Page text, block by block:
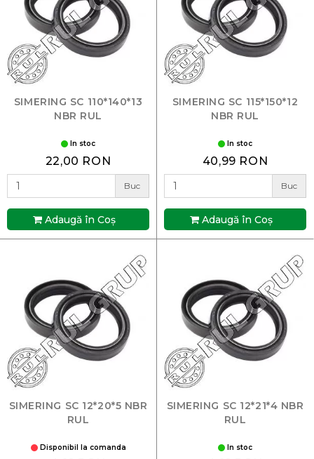
SIMERING SC 110*140*13
NBR RUL
In stoc
22,00 RON
Buc
Adaugă în Coş
SIMERING SC 115*150*12
NBR RUL
In stoc
40,99 RON
Buc
Adaugă în Coş
SIMERING SC 12*20*5 NBR
RUL
Disponibil la comanda
SIMERING SC 12*21*4 NBR
RUL
In stoc